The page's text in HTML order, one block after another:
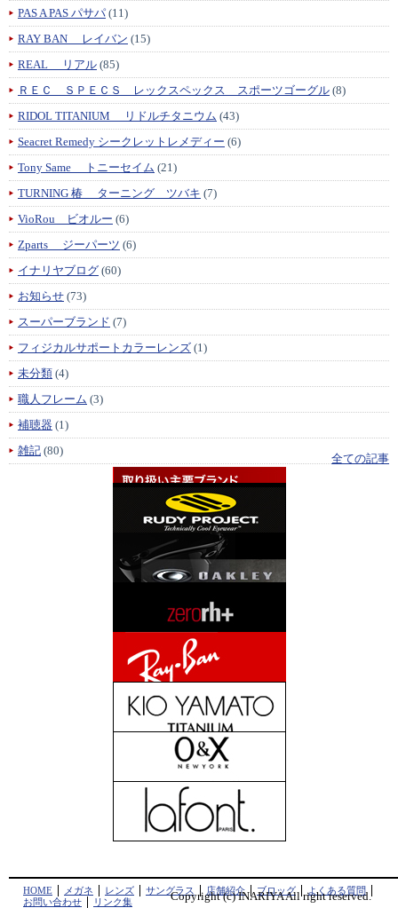
PAS A PAS パサパ (11)
RAY BAN レイバン (15)
REAL リアル (85)
ＲＥＣ ＳＰＥＣＳ レックスペックス スポーツゴーグル (8)
RIDOL TITANIUM リドルチタニウム (43)
Seacret Remedy シークレットレメディー (6)
Tony Same トニーセイム (21)
TURNING 椿 ターニング ツバキ (7)
VioRou ビオルー (6)
Zparts ジーパーツ (6)
イナリヤブログ (60)
お知らせ (73)
スーパーブランド (7)
フィジカルサポートカラーレンズ (1)
未分類 (4)
職人フレーム (3)
補聴器 (1)
雑記 (80)
全ての記事
HOME メガネ レンズ サングラス 店舗紹介 ブロッグ
よくある質問
お問い合わせ
リンク集 Copyright (c) INARIYA All right reserved.